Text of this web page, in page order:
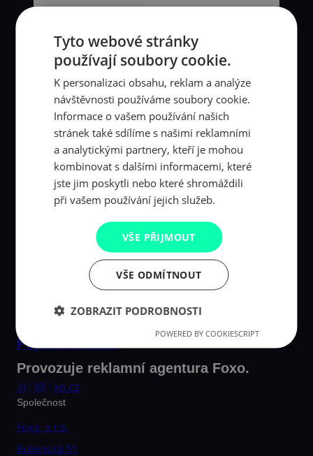
Půjčovna iPadů
Provozuje reklamní agentura Foxo.
in @ xo.cz
Společnost
Foxo, s.r.o.
Bubenská 51
Tyto webové stránky
používají soubory cookie.
K personalizaci obsahu, reklam a analýze
návštěvnosti používáme soubory cookie.
Informace o vašem používání našich
stránek také sdílíme s našimi reklamními
a analytickými partnery, kteří je mohou
kombinovat s dalšími informacemi, které
jste jim poskytli nebo které shromáždili
při vašem používání jejich služeb.
VŠE PŘIJMOUT
VŠE ODMÍTNOUT
ZOBRAZIT PODROBNOSTI
POWERED BY COOKIESCRIPT